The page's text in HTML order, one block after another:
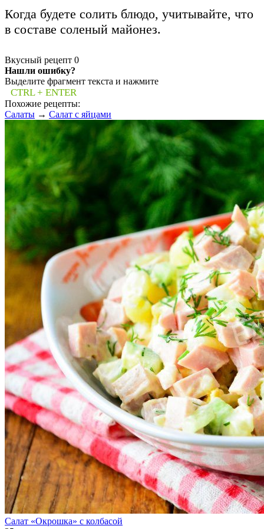
Когда будете солить блюдо, учитывайте, что
в составе соленый майонез.
Вкусный рецепт 0
Нашли ошибку?
Выделите фрагмент текста и нажмите
CTRL + ENTER
Похожие рецепты:
Салаты → Салат с яйцами
Салат «Окрошка» с колбасой